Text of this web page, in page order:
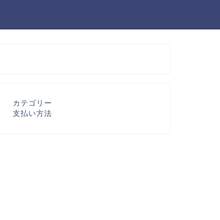
カテゴリー
支払い方法